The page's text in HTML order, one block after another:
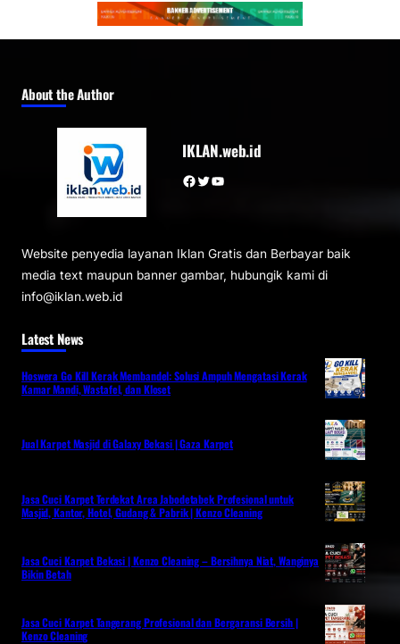
About the Author
IKLAN.web.id
Facebook Twitter YouTube
Website penyedia layanan Iklan Gratis dan Berbayar baik
media text maupun banner gambar, hubungik kami di
info@iklan.web.id
Latest News
Hoswera Go Kill Kerak Membandel: Solusi Ampuh Mengatasi Kerak
Kamar Mandi, Wastafel, dan Kloset
Jual Karpet Masjid di Galaxy Bekasi | Gaza Karpet
Jasa Cuci Karpet Terdekat Area Jabodetabek Profesional untuk
Masjid, Kantor, Hotel, Gudang & Pabrik | Kenzo Cleaning
Jasa Cuci Karpet Bekasi | Kenzo Cleaning – Bersihnya Niat, Wanginya
Bikin Betah
Jasa Cuci Karpet Tangerang Profesional dan Bergaransi Bersih |
Kenzo Cleaning